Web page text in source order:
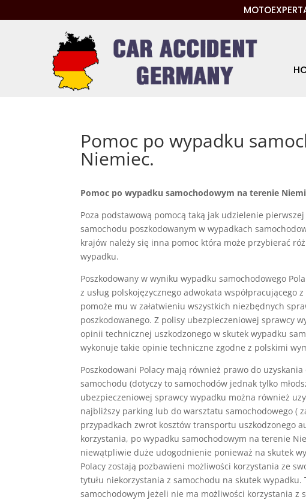
Pomoc po wypadku
Niemiec.
Pomoc po wypadku samochodowym na terenie
Poza podstawową pomocą taką jak udzielenie
samochodu poszkodowanym w wypadkach
krajów należy się inna pomoc która może przybierać
wypadku.
Poszkodowany w wyniku wypadku samochodowego
z usług polskojęzycznego adwokata współpracującego
pomoże mu w załatwieniu wszystkich niezbędnych
poszkodowanego. Z polisy ubezpieczeniowej sprawcy
opinii technicznej uszkodzonego w skutek wypadku
wykonuje takie opinie techniczne zgodne z polskimi
Poszkodowani Polacy mają również prawo do
samochodu (dotyczy to samochodów jednak tylko
ubezpieczeniowej sprawcy wypadku można również
najbliższy parking lub do warsztatu samochodowego (
przypadkach zwrot kosztów transportu uszkodzonego
korzystania, po wypadku samochodowym na terenie
niewątpliwie duże udogodnienie ponieważ na skutek
Polacy zostają pozbawieni możliwości korzystania ze
tytułu niekorzystania z samochodu na skutek
samochodowym jeżeli nie ma możliwości korzystania z